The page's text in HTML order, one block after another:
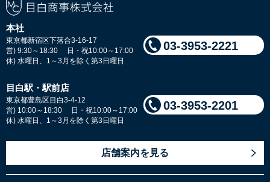
本社
東京都新宿区下落合3-16-17
営) 9:30～18:30 日・祝10:00～17:00
休) 水曜日、1～3月を除く第3日曜日
03-3953-2221
目白駅・駅前店
東京都豊島区目白3-4-12
営) 10:00～18:30 日・祝10:00～17:00
休) 水曜日、1～3月を除く第3日曜日
03-3953-2201
店舗案内を見る